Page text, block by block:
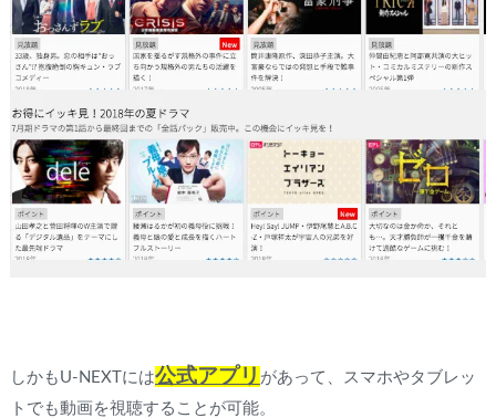
しかもU-NEXTには公式アプリ があって、スマホやタブレッ
トでも動画を視聴することが可能。